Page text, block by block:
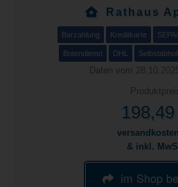
Rathaus
Barzahlung Kreditkarte
Botendienst DHL
Daten vom
& inkl.
im Shop